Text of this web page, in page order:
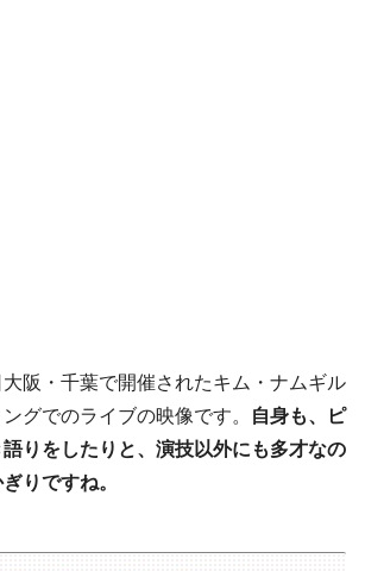
阪・千葉で開催されたキム・ナムギル
グでのライブの映像です。
自身も、ピ
りをしたりと、演技以外にも多才なの
りですね。